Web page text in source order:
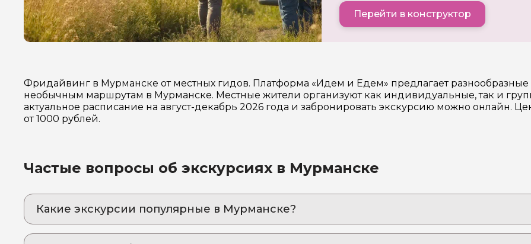
Перейти в конструктор
Фридайвинг в Мурманске от местных гидов. Платформа «Идем и Едем» предлагает
необычным маршрутам в Мурманске. Местные жители организуют как индивидуальные, так и
актуальное расписание на август-декабрь 2026 года и забронировать экскурсию можно онлайн.
от 1000 рублей.
Частые вопросы об экскурсиях в Мурманске
Какие экскурсии популярные в Мурманске?